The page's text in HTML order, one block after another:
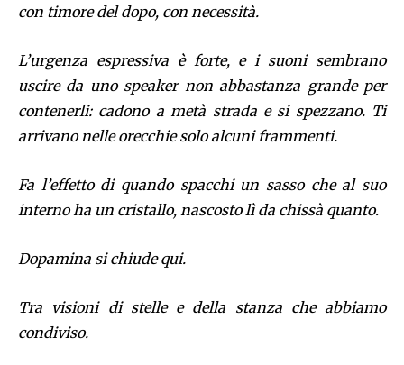
con timore del dopo, con necessità.
L’urgenza espressiva è forte, e i suoni sembrano
uscire da uno speaker non abbastanza grande per
contenerli: cadono a metà strada e si spezzano. Ti
arrivano nelle orecchie solo alcuni frammenti.
Fa l’effetto di quando spacchi un sasso che al suo
interno ha un cristallo, nascosto lì da chissà quanto.
Dopamina si chiude qui.
Tra visioni di stelle e della stanza che abbiamo
condiviso.